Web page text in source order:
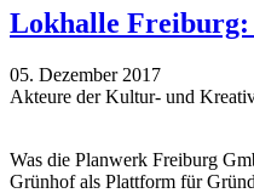
Lokhalle
05. Dezember 2017
Akteure der Kultur- und
Was die Planwerk Freiburg
Grünhof als Plattform für